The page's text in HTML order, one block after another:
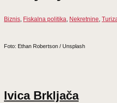
Biznis, Fiskalna politika, Nekretnine,
Foto: Ethan Robertson / Unsplash
Ivica Brkljača